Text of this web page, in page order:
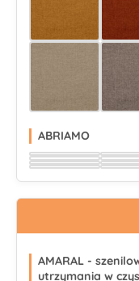
ABRIAMO
Wybierz
Wybierz
Wybierz
AMARAL -
utrzymania w